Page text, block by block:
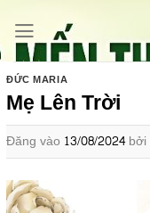
qua
nội
dung
ĐỨC MARIA
Mẹ Lên Trời
Đăng vào 13/08/2024 bởi